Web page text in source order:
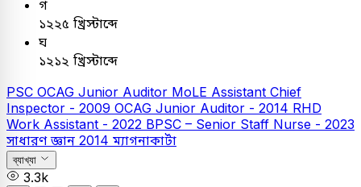
গ
১২২৫ খ্রিস্টাব্দে
ঘ
১২১২ খ্রিস্টাব্দে
PSC OCAG Junior Auditor MoLE Assistant Chief
Inspector - 2009 OCAG Junior Auditor - 2014 RHD
Work Assistant - 2022 BPSC – Senior Staff Nurse - 2023
সাধারণ জ্ঞান 2014 ম্যাগনাকার্টা
ব্যাখ্যা
3.3k